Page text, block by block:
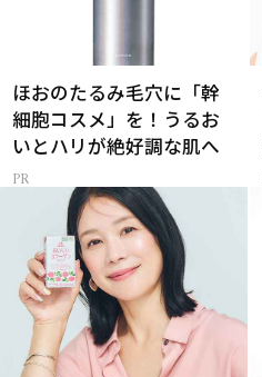
ほおのたるみ毛穴に「幹
細胞コスメ」を！うるお
いとハリが絶好調な肌へ